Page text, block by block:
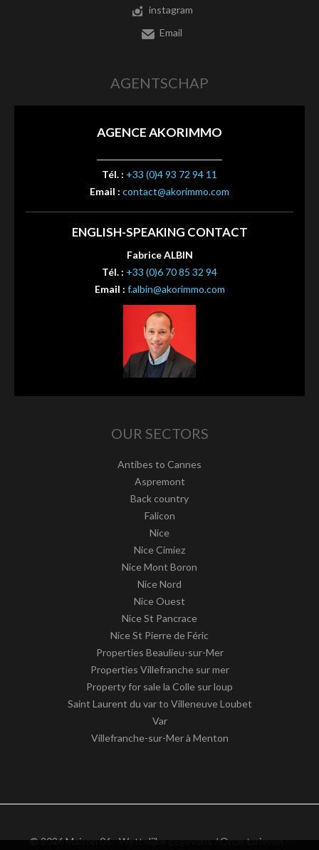
instagram
Email
AGENTSCHAP
AGENCE AKORIMMO
Tél. : +33 (0)4 93 72 94 11
Email : contact@akorimmo.com
ENGLISH-SPEAKING CONTACT
Fabrice ALBIN
Tél. : +33 (0)6 70 85 32 94
Email : f.albin@akorimmo.com
OUR SECTORS
Antibes to Cannes
Aspremont
Back country
Falicon
Nice
Nice Cimiez
Nice Mont Boron
Nice Nord
Nice Ouest
Nice St Pancrace
Nice St Pierre de Féric
Properties Beaulieu-sur-Mer
Properties Villefranche sur mer
Property for sale la Colle sur loup
Saint Laurent du var to Villeneuve Loubet
Var
Villefranche-sur-Mer à Menton
© 2026 Maison 06 -Wettelijke gegevens / Onze tarieven-